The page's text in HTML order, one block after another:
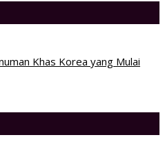
Khas Korea yang Mulai